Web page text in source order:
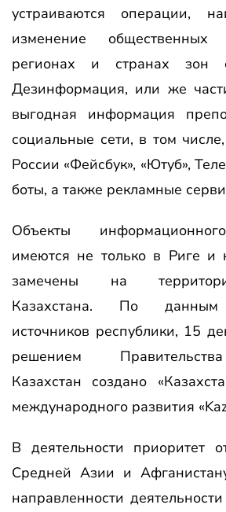
устраиваются операции,
изменение
регионах и странах зон
Дезинформация, или же
выгодная информация
социальные сети, в том
России «Фейсбук», «Ютуб»,
боты, а также рекламные
Объекты
имеются не только в Риге и
замечены на
Казахстана. По данным
источников республики, 15
решением
Казахстан создано
международного развития
В деятельности приоритет
Средней Азии и
направленности